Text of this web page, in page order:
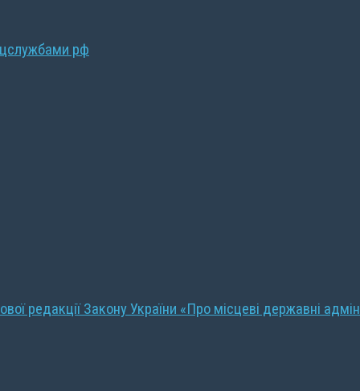
рф
редакції Закону України «Про місцеві державні